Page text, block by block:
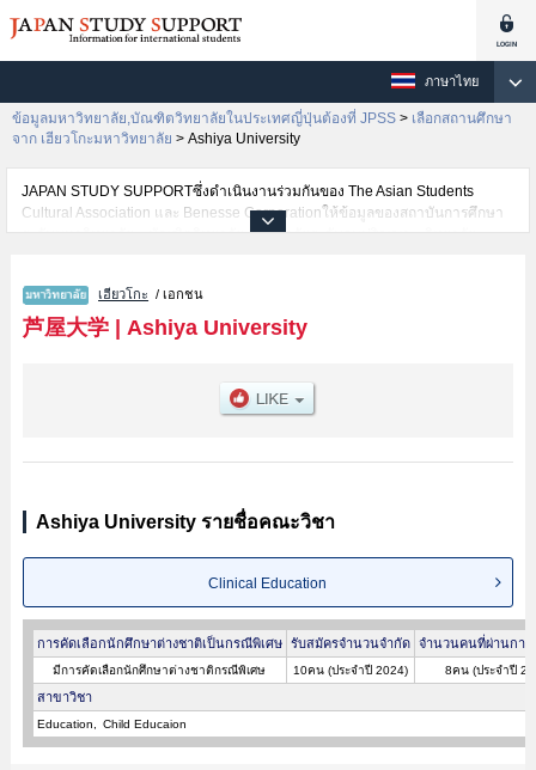
ภาษาไทย
ข้อมูลมหาวิทยาลัย,บัณฑิตวิทยาลัยในประเทศญี่ปุ่นต้องที่ JPSS > เลือกสถานศึกษา
จาก เฮียวโกะมหาวิทยาลัย > Ashiya University
JAPAN STUDY SUPPORTซึ่งดำเนินงานร่วมกันของ The Asian Students
Cultural Association และ Benesse Corporationให้ข้อมูลของสถาบันการศึกษา
ระดับมหาวิทยาลัย・บัณฑิตวิทยาลัย・วิทยาลัยระดับอนุปริญญา・วิทยาลัย
ชาติเช่นข้อมูลของแต่ละคณะ,ข้อมูลการสอบคัดเลือกเข้าศึกษาเช่นจำนวนคนที่รับ
สมัครหรือจำนวนคนที่ผ่านการสอบคัดเลือกเป็นต้น,แนะนำสถานที่,การเดินทาง
เป็นต้นไว้ด้วยดังนั้นขอเชิญใช้บริการค้นหาข้อมูลตามอัธยาศัย
เฮียวโกะ / เอกชน
芦屋大学| Ashiya University
Ashiya University รายชื่อคณะวิชา
Clinical Education
การคัดเลือกนักศึกษาต่างชาติเป็นกรณีพิเศษ รับสมัครจำนวนจำกัด จำนวนคนที่ผ่านการ
มีการคัดเลือกนักศึกษาต่างชาติกรณีพิเศษ 10คน (ประจำปี 2024) 8คน (ประจำปี
สาขาวิชา
Education Child Educaion